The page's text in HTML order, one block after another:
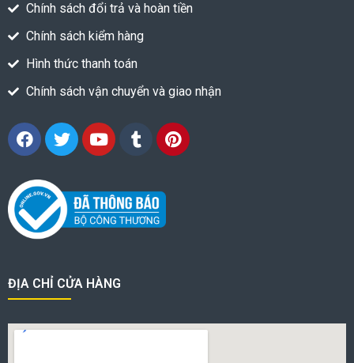
Chính sách đổi trả và hoàn tiền
Chính sách kiểm hàng
Hình thức thanh toán
Chính sách vận chuyển và giao nhận
ĐỊA CHỈ CỬA HÀNG